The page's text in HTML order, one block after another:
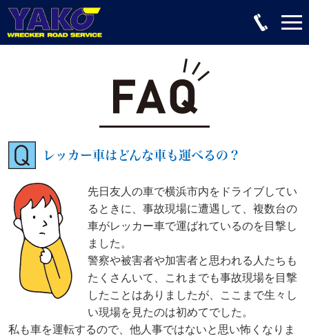
レッカー車はどんな車も運べるの？
先日友人の車で横浜市内をドライブしてい
るときに、事故現場に遭遇して、複数台の
車がレッカー車で運ばれているのを目撃し
ました。
警察や被害者や加害者と思われる人たちも
たくさんいて、これまでも事故現場を目撃
したことはありましたが、ここまで生々し
い現場を見たのは初めてでした。
私も車を運転するので、他人事ではないと思い怖くなりま